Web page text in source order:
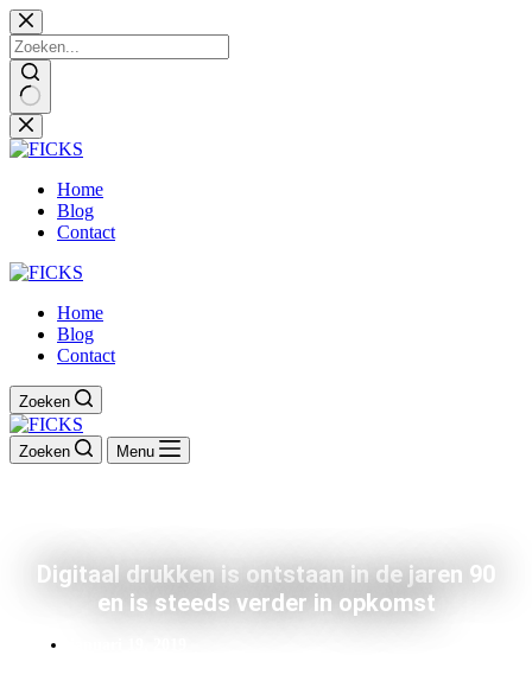
Ga
naar
de
inhoud
Home
Blog
Contact
Home
Blog
Contact
Zoeken
Zoeken Menu
Digitaal drukken is ontstaan in de jaren 90
en is steeds verder in opkomst